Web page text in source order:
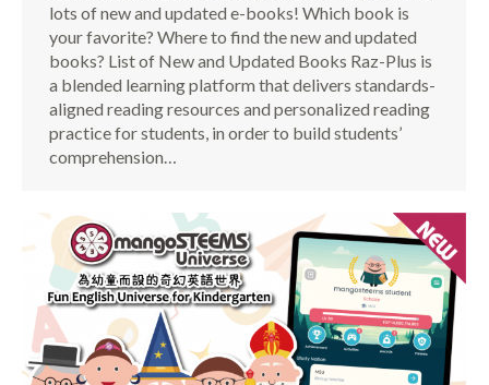
lots of new and updated e-books! Which book is
your favorite? Where to find the new and updated
books? List of New and Updated Books Raz-Plus is
a blended learning platform that delivers standards-
aligned reading resources and personalized reading
practice for students, in order to build students’
comprehension…